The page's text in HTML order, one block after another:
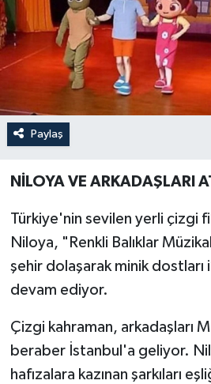
Paylaş
NİLOYA VE ARKADAŞLARI
Türkiye'nin sevilen yerli çizgi
Niloya, "Renkli Balıklar
şehir dolaşarak minik dostları
devam ediyor.
Çizgi kahraman, arkadaşları
beraber İstanbul'a geliyor.
hafızalara kazınan şarkıları